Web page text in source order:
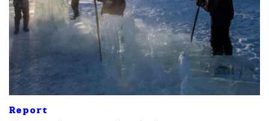
Report
SHARE LINE EMAIL